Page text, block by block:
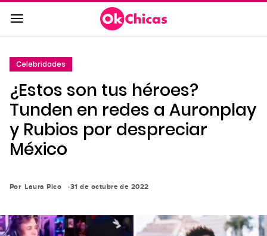
Saltar
al
contenido
a
la
navegación
principal
Celebridades
¿Estos son tus héroes?
Tunden en redes a Auronplay
y Rubios por despreciar
México
Por Laura Pico 31 de octubre de 2022